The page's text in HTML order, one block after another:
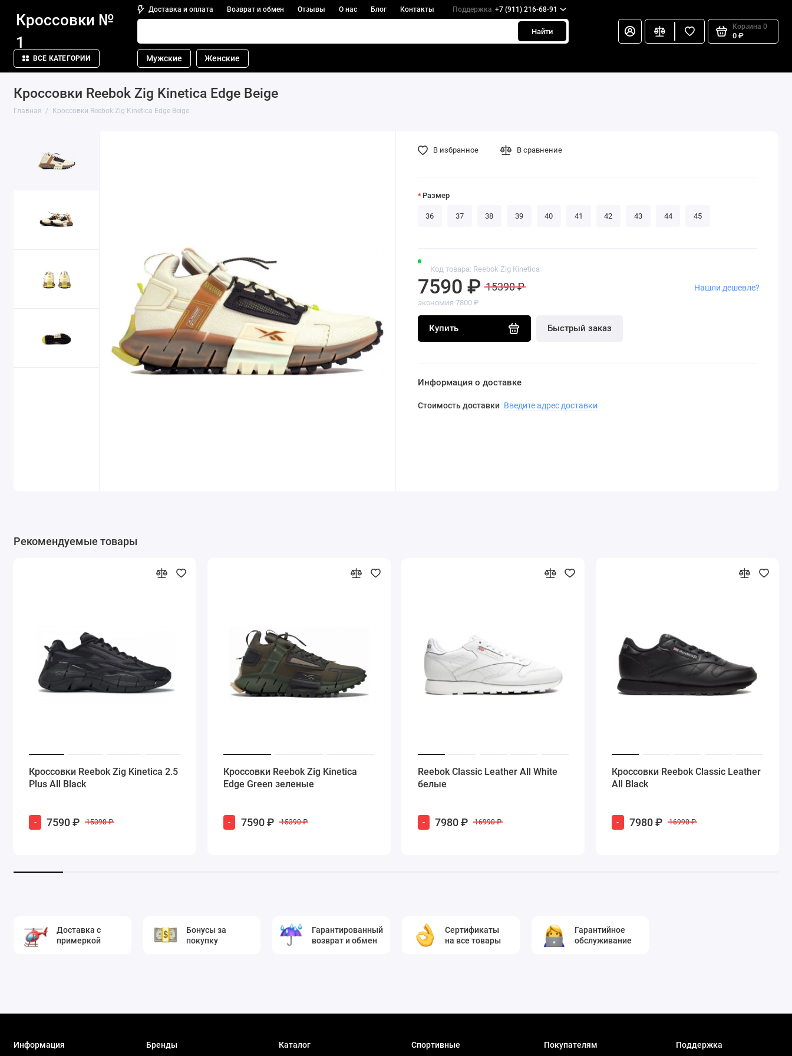
Доставка и оплата Возврат и обмен Отзывы О нас Блог Контакты Поддержка +7 (911) 216-68-91
Кроссовки №
1
Найти
Корзина 0
0 ₽
ВСЕ КАТЕГОРИИ Мужские Женские
Кроссовки Reebok Zig Kinetica Edge Beige
Главная Кроссовки Reebok Zig Kinetica Edge Beige
Код товара: Reebok Zig Kinetica
7590 ₽ 15390 ₽
экономия 7800 ₽
Купить Быстрый заказ
Нашли дешевле?
В избранное В сравнение
Размер
36 37 38 39 40 41 42 43 44 45
Информация о доставке
Стоимость доставки Введите адрес доставки
Рекомендуемые товары
Кроссовки Reebok Zig Kinetica 2.5
Plus All Black
- 7590 ₽ 15390 ₽
Кроссовки Reebok Zig Kinetica
Edge Green зеленые
- 7590 ₽ 15390 ₽
Reebok Classic Leather All White
белые
- 7980 ₽ 16990 ₽
Кроссовки Reebok Classic Leather
All Black
- 7980 ₽ 16990 ₽
Доставка с
примеркой
Бонусы за
покупку
Гарантированный
возврат и обмен
Сертификаты
на все товары
Гарантийное
обслуживание
Информация Бренды Каталог Спортивные Покупателям Поддержка